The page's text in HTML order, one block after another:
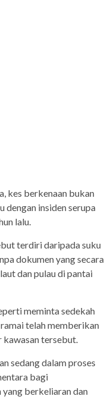
kes berkenaan bukan
dengan insiden serupa
lalu.
terdiri daripada suku
dokumen yang secara
dan pulau di pantai
meminta sedekah
telah memberikan
tersebut.
sedang dalam proses
bagi
berkeliaran dan